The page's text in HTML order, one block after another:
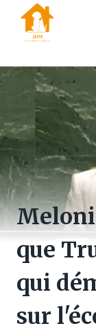
content
que
qui
sur